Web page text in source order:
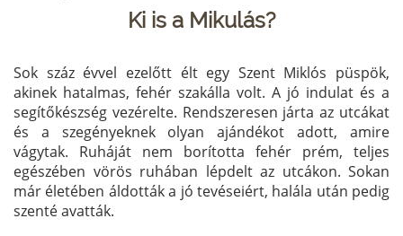
Ki is a Mikulás?
Sok száz évvel ezelőtt élt egy Szent Miklós püspök,
akinek hatalmas, fehér szakálla volt. A jó indulat és a
segítőkészség vezérelte. Rendszeresen járta az utcákat
és a szegényeknek olyan ajándékot adott, amire
vágytak. Ruháját nem borította fehér prém, teljes
egészében vörös ruhában lépdelt az utcákon. Sokan
már életében áldották a jó tevéseiért, halála után pedig
szenté avatták.